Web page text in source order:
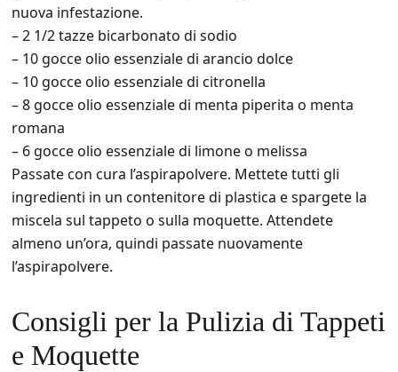
nuova infestazione.
– 2 1/2 tazze bicarbonato di sodio
– 10 gocce olio essenziale di arancio dolce
– 10 gocce olio essenziale di citronella
– 8 gocce olio essenziale di menta piperita o menta
romana
– 6 gocce olio essenziale di limone o melissa
Passate con cura l’aspirapolvere. Mettete tutti gli
ingredienti in un contenitore di plastica e spargete la
miscela sul tappeto o sulla moquette. Attendete
almeno un’ora, quindi passate nuovamente
l’aspirapolvere.
Consigli per la Pulizia di Tappeti
e Moquette